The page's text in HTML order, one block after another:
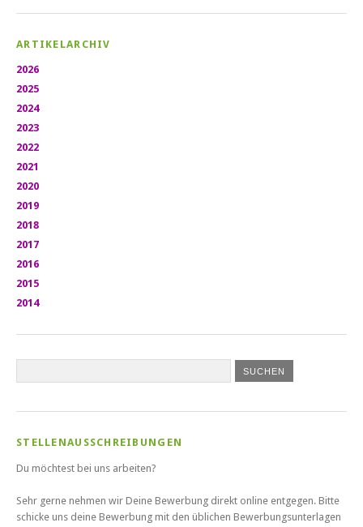
ARTIKELARCHIV
2026
2025
2024
2023
2022
2021
2020
2019
2018
2017
2016
2015
2014
STELLENAUSSCHREIBUNGEN
Du möchtest bei uns arbeiten?
Sehr gerne nehmen wir Deine Bewerbung direkt online entgegen. Bitte
schicke uns deine Bewerbung mit den üblichen Bewerbungsunterlagen